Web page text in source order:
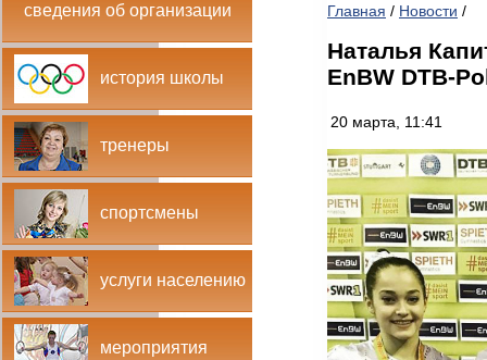
сведения об организации
история школы
тренеры
спортсмены
услуги населению
мероприятия
Главная / Новости /
Наталья
EnBW DTB-
20 марта, 11:41